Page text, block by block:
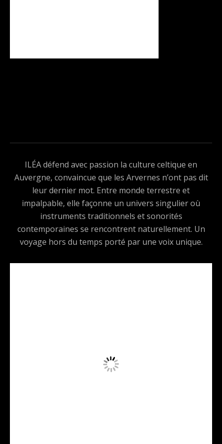
ILÉA défend avec passion la culture celtique en
Auvergne, convaincue que les Arvernes n’ont pas dit
leur dernier mot. Entre monde terrestre et
impalpable, elle façonne un univers singulier où
instruments traditionnels et sonorités
contemporaines se rencontrent naturellement. Un
voyage hors du temps porté par une voix unique.